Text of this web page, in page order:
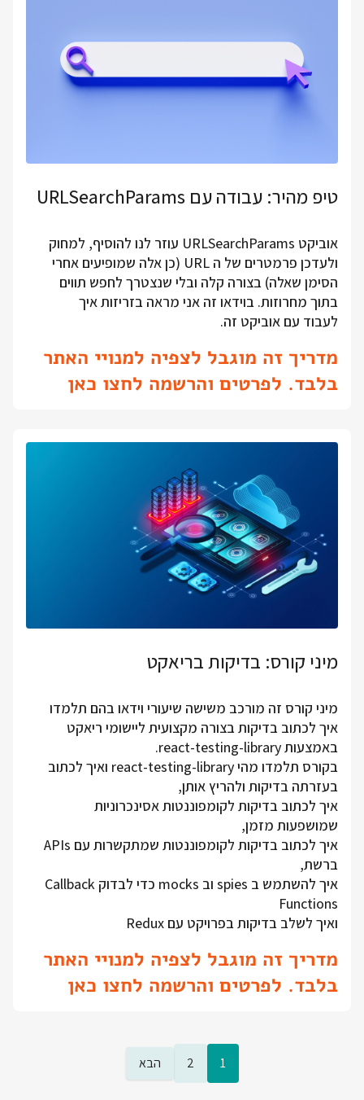
טיפ מהיר: עבודה עם URLSearchParams
אוביקט URLSearchParams עוזר לנו להוסיף, למחוק
ולעדכן פרמטרים של ה URL (כן אלה שמופיעים אחרי
הסימן שאלה) בצורה קלה ובלי שנצטרך לחפש תווים
בתוך מחרוזות. בוידאו זה אני מראה בזריזות איך
לעבוד עם אוביקט זה.
מדריך זה מוגבל לצפיה למנויי האתר
בלבד. לפרטים והרשמה לחצו כאן
מיני קורס: בדיקות בריאקט
מיני קורס זה מורכב משישה שיעורי וידאו בהם תלמדו
איך לכתוב בדיקות בצורה מקצועית ליישומי ריאקט
באמצעות react-testing-library.
בקורס תלמדו מהי react-testing-library ואיך לכתוב
בעזרתה בדיקות ולהריץ אותן,
איך לכתוב בדיקות לקומפוננטות אסינכרוניות
שמושפעות מזמן,
איך לכתוב בדיקות לקומפוננטות שמתקשרות עם APIs
ברשת,
איך להשתמש ב spies וב mocks כדי לבדוק Callback
Functions
ואיך לשלב בדיקות בפרויקט עם Redux
מדריך זה מוגבל לצפיה למנויי האתר
בלבד. לפרטים והרשמה לחצו כאן
1
2 הבא